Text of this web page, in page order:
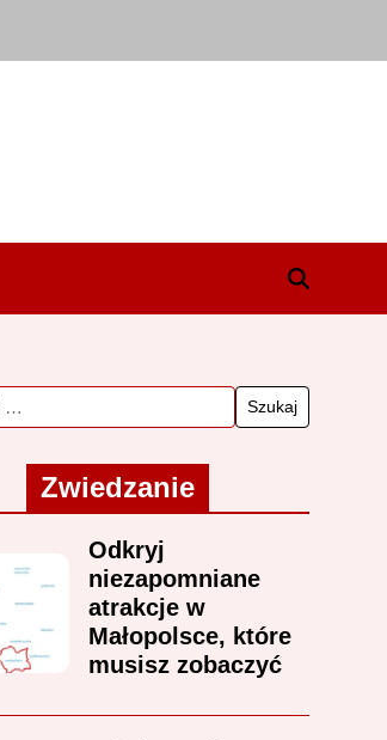
Zwiedzanie
Odkryj
niezapomniane
atrakcje w
Małopolsce, które
musisz zobaczyć